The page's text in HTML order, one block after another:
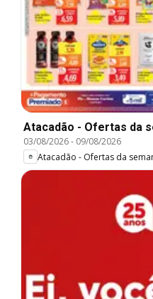
Atacadão - Ofertas da
03/08/2026- 09/08/2026
Atacadão - Ofertas da